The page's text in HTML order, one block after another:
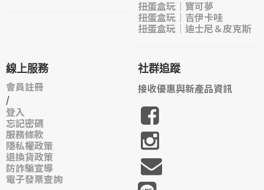
扭蛋盒玩｜寶可夢
扭蛋盒玩｜吉伊卡哇
扭蛋盒玩｜迪士尼＆皮克斯
線上服務
會員註冊
/
登入
忘記密碼
服務條款
隱私權政策
退換貨政策
防詐騙宣導
電子發票查詢
社群追蹤
接收優惠與新產品資訊